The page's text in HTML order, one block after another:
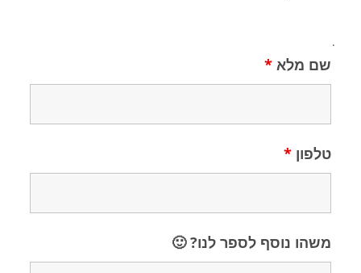
.
שם מלא*
טלפון*
משהו נוסף לספר לנו? 🙂